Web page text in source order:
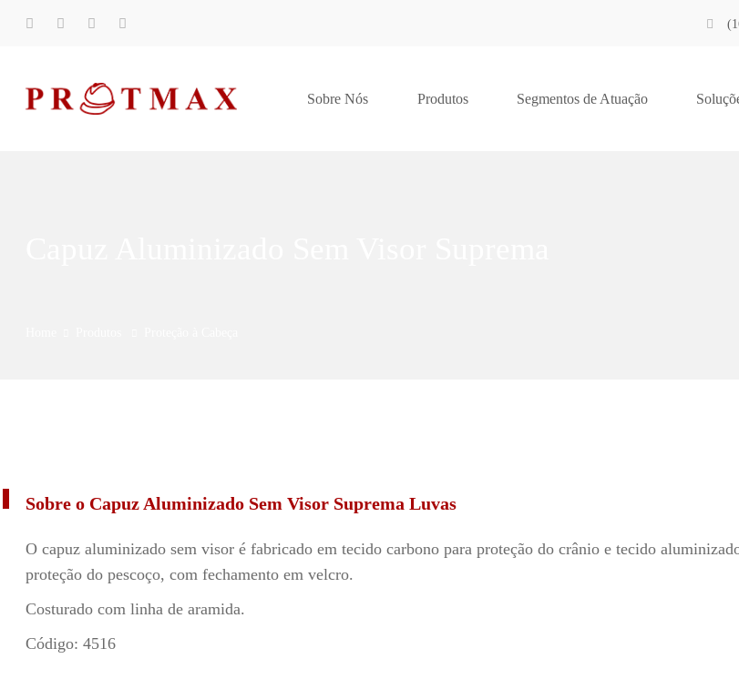
Sobre Nós Produtos Segmentos de Atuação
Sobre o Capuz Aluminizado Sem Visor Suprema Luvas
O capuz aluminizado sem visor é fabricado em tecido carbono para proteção do crânio e tecido
proteção do pescoço, com fechamento em velcro.
Costurado com linha de aramida.
Código: 4516